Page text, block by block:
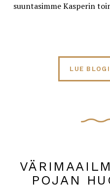
suuntasimme Kasperin
LUE
POJAN